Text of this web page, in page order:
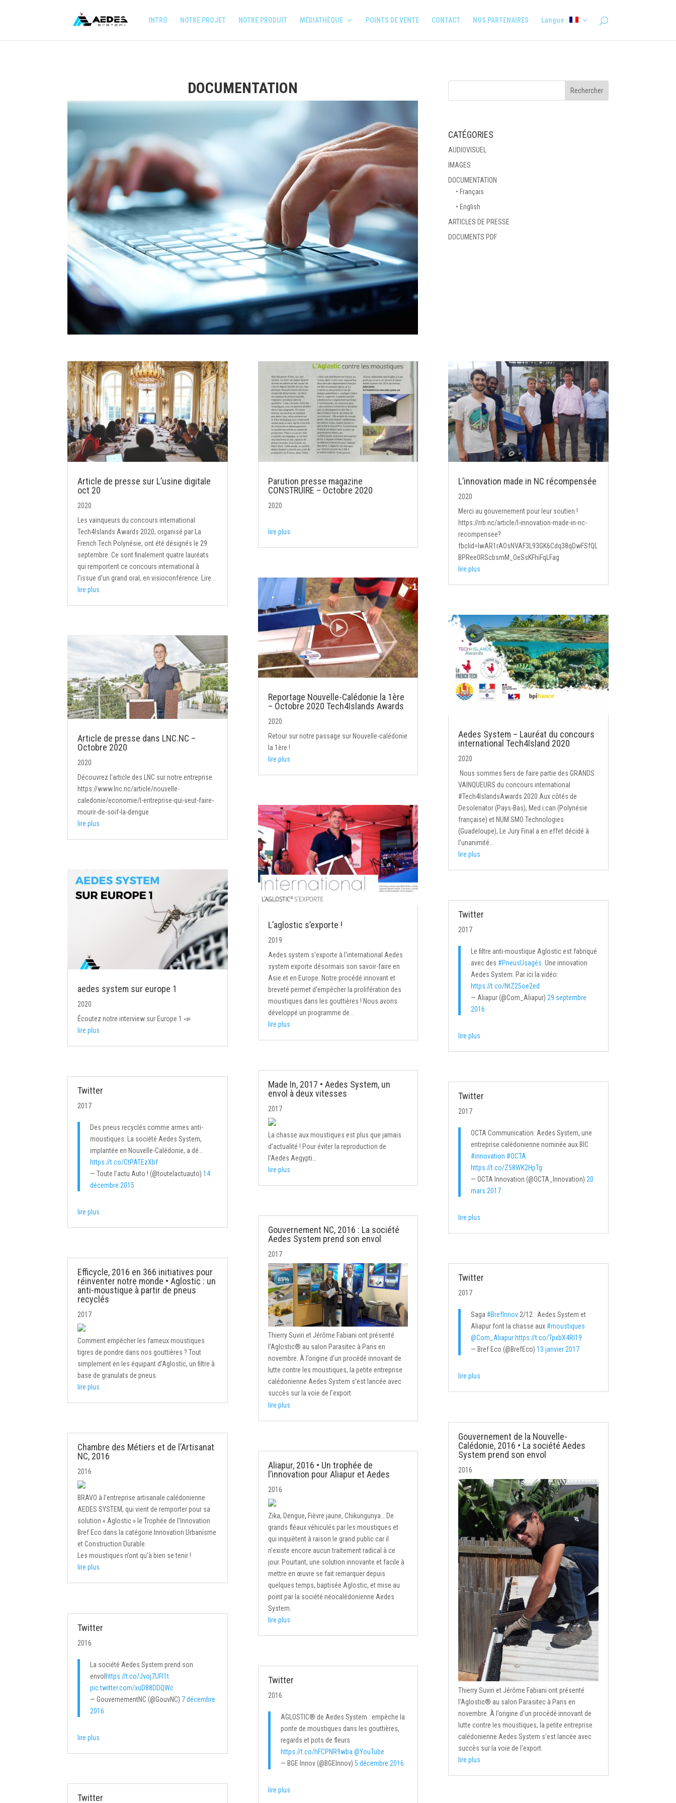
INTRO NOTRE PROJET NOTRE PRODUIT MÉDIATHÈQUE POINTS DE VENTE CONTACT NOS PARTENAIRES Langue :
DOCUMENTATION
CATÉGORIES
AUDIOVISUEL
IMAGES
DOCUMENTATION
• Français
• English
ARTICLES DE PRESSE
DOCUMENTS PDF
Article de presse sur L’usine digitale
oct 20
2020
Les vainqueurs du concours international
Tech4Islands Awards 2020, organisé par La
French Tech Polynésie, ont été désignés le 29
septembre. Ce sont finalement quatre lauréats
qui remportent ce concours international à
l'issue d'un grand oral, en visioconférence. Lire...
lire plus
Article de presse dans LNC.NC –
Octobre 2020
2020
Découvrez l'article des LNC sur notre entreprise.
https://www.lnc.nc/article/nouvelle-
caledonie/economie/l-entreprise-qui-veut-faire-
mourir-de-soif-la-dengue
lire plus
aedes system sur europe 1
2020
Écoutez notre interview sur Europe 1 📣
lire plus
Twitter
2017
Des pneus recyclés comme armes anti-
moustiques: La société Aedes System,
implantée en Nouvelle-Calédonie, a dé…
https://t.co/CtPATEzXbf
— Toute l'actu Auto ! (@toutelactuauto)14
décembre 2015
lire plus
Efficycle, 2016 en 366 initiatives pour
réinventer notre monde • Aglostic : un
anti-moustique à partir de pneus
recyclés
2017
Comment empêcher les fameux moustiques
tigres de pondre dans nos gouttières ? Tout
simplement en les équipant d’Aglostic, un filtre à
base de granulats de pneus.
lire plus
Chambre des Métiers et de l’Artisanat
NC, 2016
2016
BRAVO à l’entreprise artisanale calédonienne
AEDES SYSTEM, qui vient de remporter pour sa
solution « Aglostic » le Trophée de l’Innovation
Bref Eco dans la catégorie Innovation Urbanisme
et Construction Durable.
Les moustiques n’ont qu’à bien se tenir !
lire plus
Twitter
2016
La société Aedes System prend son
envolhttps://t.co/Jvoj7UFl1t
pic.twitter.com/xuD88DDQWc
— GouvernementNC (@GouvNC) 7 décembre
2016
lire plus
Twitter
Parution presse magazine
CONSTRUIRE – Octobre 2020
2020
lire plus
Reportage Nouvelle-Calédonie la 1ère
– Octobre 2020 Tech4Islands Awards
2020
Retour sur notre passage sur Nouvelle-calédonie
la 1ère !
lire plus
L’aglostic s’exporte !
2019
Aedes system s'exporte à l'international Aedes
system exporte désormais son savoir-faire en
Asie et en Europe. Notre procédé innovant et
breveté permet d’empêcher la prolifération des
moustiques dans les gouttières ! Nous avons
développé un programme de...
lire plus
Made In, 2017 • Aedes System, un
envol à deux vitesses
2017
La chasse aux moustiques est plus que jamais
d’actualité ! Pour éviter la reproduction de
l’Aedes Aegypti…
lire plus
Gouvernement NC, 2016 : La société
Aedes System prend son envol
2017
Thierry Suviri et Jérôme Fabiani ont présenté
l’Aglostic® au salon Parasitec à Paris en
novembre. À l’origine d’un procédé innovant de
lutte contre les moustiques, la petite entreprise
calédonienne Aedes System s’est lancée avec
succès sur la voie de l’export.
lire plus
Aliapur, 2016 • Un trophée de
l’innovation pour Aliapur et Aedes
2016
Zika, Dengue, Fièvre jaune, Chikungunya… De
grands fléaux véhiculés par les moustiques et
qui inquiètent à raison le grand public car il
n’existe encore aucun traitement radical à ce
jour. Pourtant, une solution innovante et facile à
mettre en œuvre se fait remarquer depuis
quelques temps, baptisée Aglostic, et mise au
point par la société néocalédonienne Aedes
System.
lire plus
Twitter
2016
AGLOSTIC® de Aedes System : empêche la
ponte de moustiques dans les gouttières,
regards et pots de fleurs
https://t.co/hFCPNR9wba @YouTube
— BGE Innov (@BGEInnov) 5 décembre 2016
lire plus
L’innovation made in NC récompensée
2020
Merci au gouvernement pour leur soutien !
https://rrb.nc/article/l-innovation-made-in-nc-
recompensee?
fbclid=IwAR1rAOsNVAF3L93GK6Cdq38qDwFSfQL
BPRee0RScbsmM_OeSsKFhiFqLFag
lire plus
Aedes System – Lauréat du concours
international Tech4Island 2020
2020
Nous sommes fiers de faire partie des GRANDS
VAINQUEURS du concours international
#Tech4IslandsAwards 2020 Aux côtés de
Desolenator (Pays-Bas), Med.i.can (Polynésie
française) et NUM SMO Technologies
(Guadeloupe), Le Jury Final a en effet décidé à
l’unanimité...
lire plus
Twitter
2017
Le filtre anti-moustique Aglostic est fabriqué
avec des #PneusUsagés. Une innovation
Aedes System. Par ici la vidéo:
https://t.co/NtZ25oe2ed
— Aliapur (@Com_Aliapur) 29 septembre
2016
lire plus
Twitter
2017
OCTA Communication: Aedes System, une
entreprise calédonienne nominée aux BIC
#innovation #OCTA
https://t.co/Z58WK2HpTg
— OCTA Innovation (@OCTA_Innovation) 20
mars 2017
lire plus
Twitter
2017
Saga #BrefInnov2/12 : Aedes System et
Aliapur font la chasse aux #moustiques
@Com_Aliapur https://t.co/TpxbX4RI19
— Bref Eco (@BrefEco) 13 janvier 2017
lire plus
Gouvernement de la Nouvelle-
Calédonie, 2016 • La société Aedes
System prend son envol
2016
Thierry Suviri et Jérôme Fabiani ont présenté
l’Aglostic® au salon Parasitec à Paris en
novembre. À l’origine d’un procédé innovant de
lutte contre les moustiques, la petite entreprise
calédonienne Aedes System s’est lancée avec
succès sur la voie de l’export.
lire plus